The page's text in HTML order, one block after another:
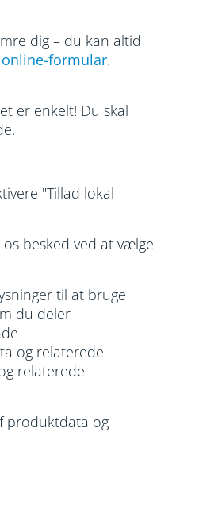
dig – du kan altid
online-formular.
er enkelt! Du skal
"Tillad lokal
besked ved at vælge
til at bruge
du deler
og relaterede
relaterede
produktdata og